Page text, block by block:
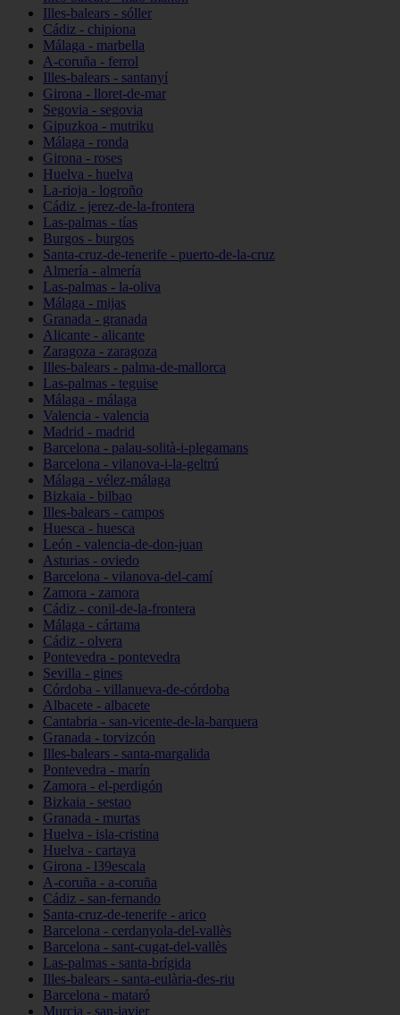
Illes-balears - sóller
Cádiz - chipiona
Málaga - marbella
A-coruña - ferrol
Illes-balears - santanyí
Girona - lloret-de-mar
Segovia - segovia
Gipuzkoa - mutriku
Málaga - ronda
Girona - roses
Huelva - huelva
La-rioja - logroño
Cádiz - jerez-de-la-frontera
Las-palmas - tías
Burgos - burgos
Santa-cruz-de-tenerife - puerto-de-la-cruz
Almería - almería
Las-palmas - la-oliva
Málaga - mijas
Granada - granada
Alicante - alicante
Zaragoza - zaragoza
Illes-balears - palma-de-mallorca
Las-palmas - teguise
Málaga - málaga
Valencia - valencia
Madrid - madrid
Barcelona - palau-solità-i-plegamans
Barcelona - vilanova-i-la-geltrú
Málaga - vélez-málaga
Bizkaia - bilbao
Illes-balears - campos
Huesca - huesca
León - valencia-de-don-juan
Asturias - oviedo
Barcelona - vilanova-del-camí
Zamora - zamora
Cádiz - conil-de-la-frontera
Málaga - cártama
Cádiz - olvera
Pontevedra - pontevedra
Sevilla - gines
Córdoba - villanueva-de-córdoba
Albacete - albacete
Cantabria - san-vicente-de-la-barquera
Granada - torvizcón
Illes-balears - santa-margalida
Pontevedra - marín
Zamora - el-perdigón
Bizkaia - sestao
Granada - murtas
Huelva - isla-cristina
Huelva - cartaya
Girona - l39escala
A-coruña - a-coruña
Cádiz - san-fernando
Santa-cruz-de-tenerife - arico
Barcelona - cerdanyola-del-vallès
Barcelona - sant-cugat-del-vallès
Las-palmas - santa-brígida
Illes-balears - santa-eulària-des-riu
Barcelona - mataró
Murcia - san-javier